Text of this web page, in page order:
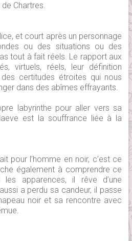
Chartres.
et court après un personnage
ou des situations ou des
tout à fait réels. Le rapport aux
virtuels, réels, leur définition
des certitudes étroites qui nous
dans des abîmes effrayants.
labyrinthe pour aller vers sa
est la souffrance liée à la
pour l’homme en noir, c’est ce
également à comprendre ce
apparences, il rêve d’une
a perdu sa candeur, il passe
noir et sa rencontre avec